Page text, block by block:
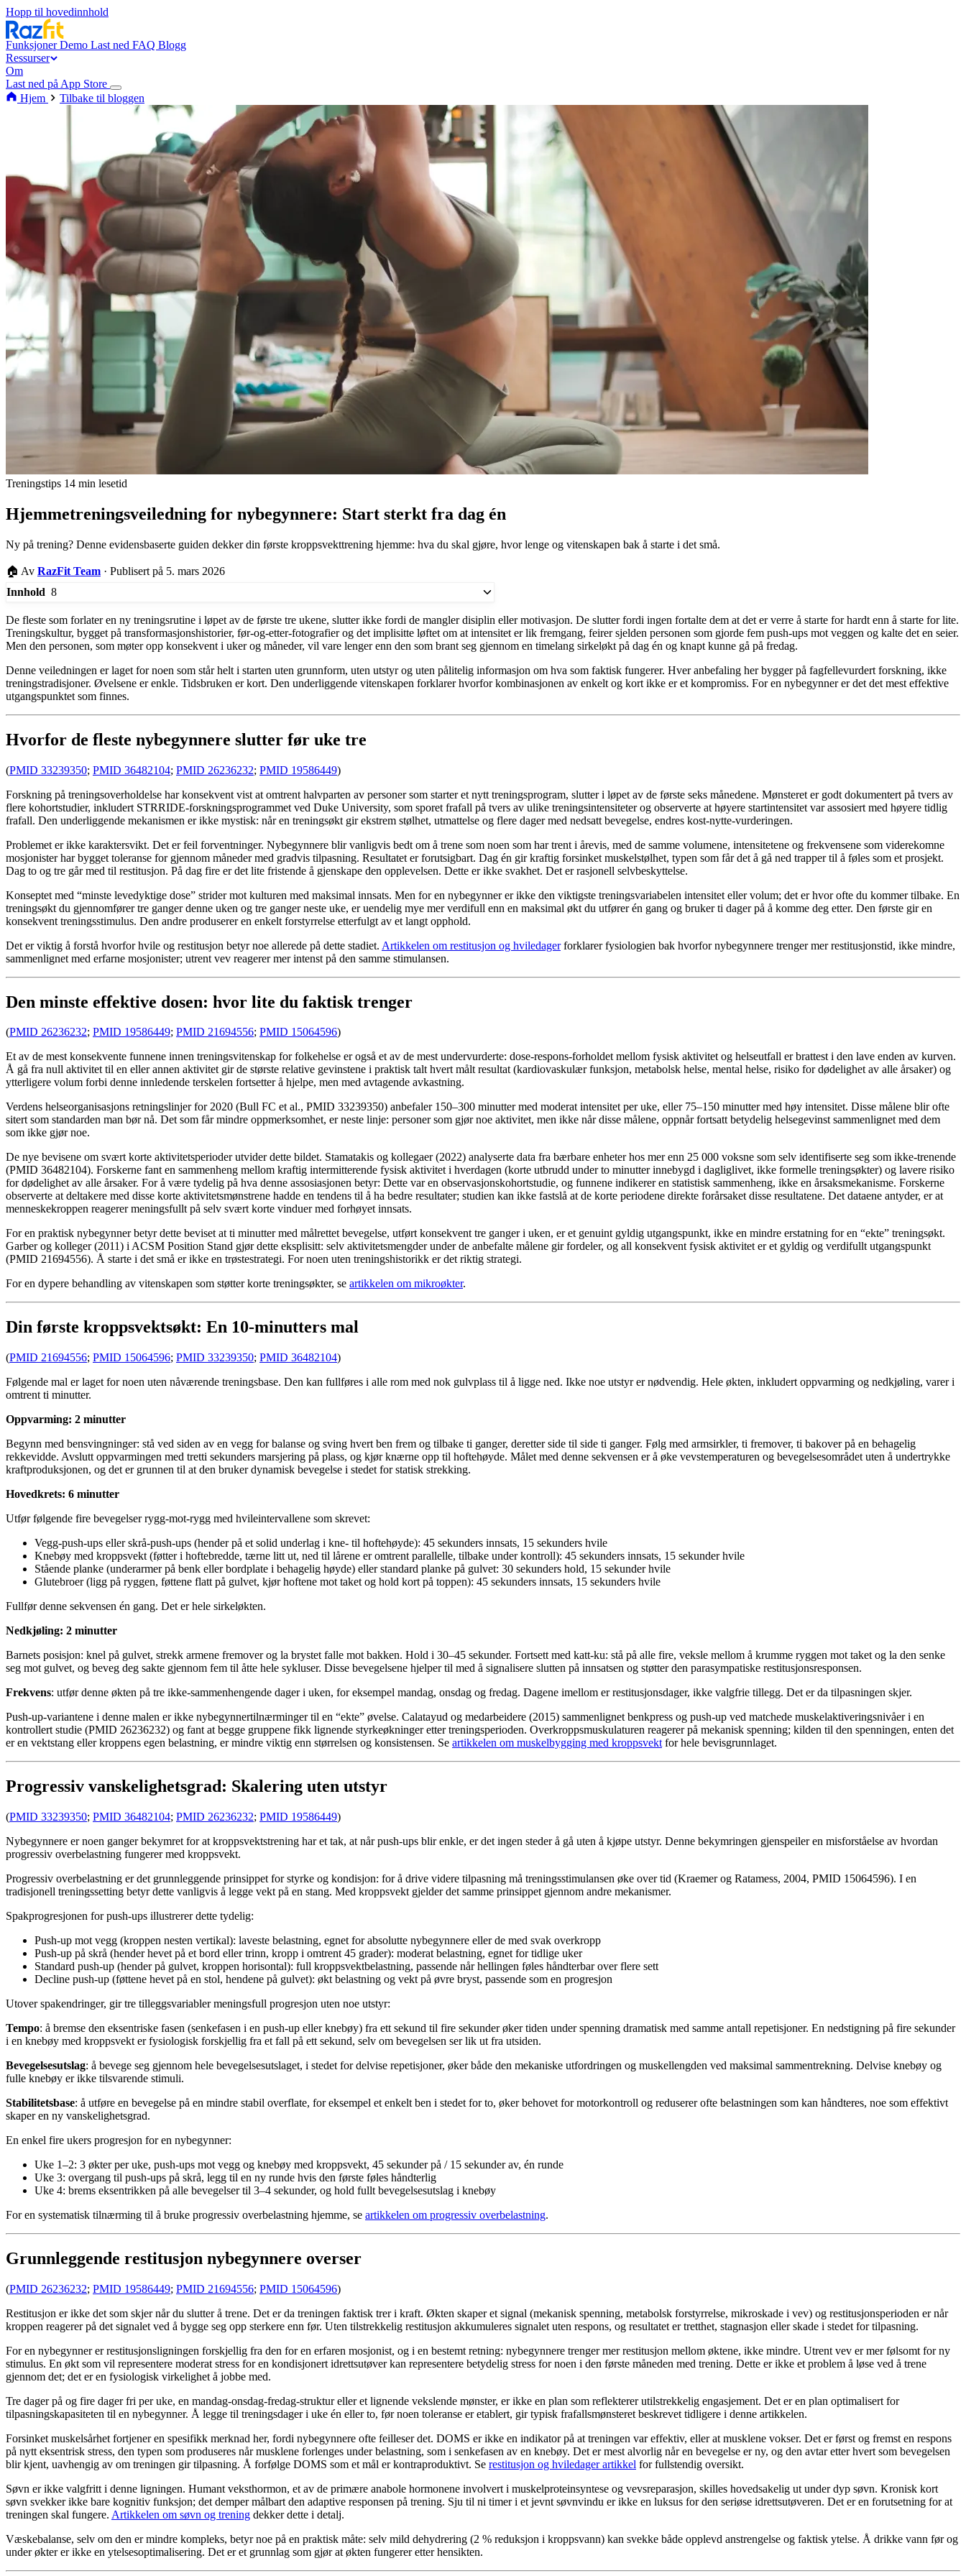
Hopp til hovedinnhold
FunksjonerDemo Last ned FAQ Blogg
Ressurser
Om
Last ned på App Store
Hjem
Tilbake til bloggen
Treningstips 14 min lesetid
Hjemmetreningsveiledning for nybegynnere: Start sterkt fra dag én
Ny på trening? Denne evidensbaserte guiden dekker din første kroppsvekttrening hjemme: hva du skal gjøre, hvor lenge og vitenskapen bak å starte i det små.
🏠 Av RazFit Team · Publisert på 5. mars 2026
Innhold 8
De fleste som forlater en ny treningsrutine i løpet av de første tre ukene, slutter ikke fordi de mangler disiplin eller motivasjon. De slutter fordi ingen fortalte dem at det er verre å starte for hardt enn å starte for lite.
Treningskultur, bygget på transformasjonshistorier, før-og-etter-fotografier og det implisitte løftet om at intensitet er lik fremgang, feirer sjelden personen som gjorde fem push-ups mot veggen og kalte det en seier.
Men den personen, som møter opp konsekvent i uker og måneder, vil vare lenger enn den som brant seg gjennom en timelang sirkeløkt på dag én og knapt kunne gå på fredag.
Denne veiledningen er laget for noen som står helt i starten uten grunnform, uten utstyr og uten pålitelig informasjon om hva som faktisk fungerer. Hver anbefaling her bygger på fagfellevurdert forskning, ikke
treningstradisjoner. Øvelsene er enkle. Tidsbruken er kort. Den underliggende vitenskapen forklarer hvorfor kombinasjonen av enkelt og kort ikke er et kompromiss. For en nybegynner er det det mest effektive
utgangspunktet som finnes.
Hvorfor de fleste nybegynnere slutter før uke tre
(PMID 33239350; PMID 36482104; PMID 26236232; PMID 19586449)
Forskning på treningsoverholdelse har konsekvent vist at omtrent halvparten av personer som starter et nytt treningsprogram, slutter i løpet av de første seks månedene. Mønsteret er godt dokumentert på tvers av
flere kohortstudier, inkludert STRRIDE-forskningsprogrammet ved Duke University, som sporet frafall på tvers av ulike treningsintensiteter og observerte at høyere startintensitet var assosiert med høyere tidlig
frafall. Den underliggende mekanismen er ikke mystisk: når en treningsøkt gir ekstrem stølhet, utmattelse og flere dager med nedsatt bevegelse, endres kost-nytte-vurderingen.
Problemet er ikke karaktersvikt. Det er feil forventninger. Nybegynnere blir vanligvis bedt om å trene som noen som har trent i årevis, med de samme volumene, intensitetene og frekvensene som viderekomne
mosjonister har bygget toleranse for gjennom måneder med gradvis tilpasning. Resultatet er forutsigbart. Dag én gir kraftig forsinket muskelstølhet, typen som får det å gå ned trapper til å føles som et prosjekt.
Dag to og tre går med til restitusjon. På dag fire er det lite fristende å gjenskape den opplevelsen. Dette er ikke svakhet. Det er rasjonell selvbeskyttelse.
Konseptet med “minste levedyktige dose” strider mot kulturen med maksimal innsats. Men for en nybegynner er ikke den viktigste treningsvariabelen intensitet eller volum; det er hvor ofte du kommer tilbake. En
treningsøkt du gjennomfører tre ganger denne uken og tre ganger neste uke, er uendelig mye mer verdifull enn en maksimal økt du utfører én gang og bruker ti dager på å komme deg etter. Den første gir en
konsekvent treningsstimulus. Den andre produserer en enkelt forstyrrelse etterfulgt av et langt opphold.
Det er viktig å forstå hvorfor hvile og restitusjon betyr noe allerede på dette stadiet. Artikkelen om restitusjon og hviledagerforklarer fysiologien bak hvorfor nybegynnere trenger mer restitusjonstid, ikke mindre,
sammenlignet med erfarne mosjonister; utrent vev reagerer mer intenst på den samme stimulansen.
Den minste effektive dosen: hvor lite du faktisk trenger
(PMID 26236232; PMID 19586449; PMID 21694556; PMID 15064596)
Et av de mest konsekvente funnene innen treningsvitenskap for folkehelse er også et av de mest undervurderte: dose-respons-forholdet mellom fysisk aktivitet og helseutfall er brattest i den lave enden av kurven.
Å gå fra null aktivitet til en eller annen aktivitet gir de største relative gevinstene i praktisk talt hvert målt resultat (kardiovaskulær funksjon, metabolsk helse, mental helse, risiko for dødelighet av alle årsaker) og
ytterligere volum forbi denne innledende terskelen fortsetter å hjelpe, men med avtagende avkastning.
Verdens helseorganisasjons retningslinjer for 2020 (Bull FC et al., PMID 33239350) anbefaler 150–300 minutter med moderat intensitet per uke, eller 75–150 minutter med høy intensitet. Disse målene blir ofte
sitert som standarden man bør nå. Det som får mindre oppmerksomhet, er neste linje: personer som gjør noe aktivitet, men ikke når disse målene, oppnår fortsatt betydelig helsegevinst sammenlignet med dem
som ikke gjør noe.
De nye bevisene om svært korte aktivitetsperioder utvider dette bildet. Stamatakis og kollegaer (2022) analyserte data fra bærbare enheter hos mer enn 25 000 voksne som selv identifiserte seg som ikke-trenende
(PMID 36482104). Forskerne fant en sammenheng mellom kraftig intermitterende fysisk aktivitet i hverdagen (korte utbrudd under to minutter innebygd i dagliglivet, ikke formelle treningsøkter) og lavere risiko
for dødelighet av alle årsaker. For å være tydelig på hva denne assosiasjonen betyr: Dette var en observasjonskohortstudie, og funnene indikerer en statistisk sammenheng, ikke en årsaksmekanisme. Forskerne
observerte at deltakere med disse korte aktivitetsmønstrene hadde en tendens til å ha bedre resultater; studien kan ikke fastslå at de korte periodene direkte forårsaket disse resultatene. Det dataene antyder, er at
menneskekroppen reagerer meningsfullt på selv svært korte vinduer med forhøyet innsats.
For en praktisk nybegynner betyr dette beviset at ti minutter med målrettet bevegelse, utført konsekvent tre ganger i uken, er et genuint gyldig utgangspunkt, ikke en mindre erstatning for en “ekte” treningsøkt.
Garber og kolleger (2011) i ACSM Position Stand gjør dette eksplisitt: selv aktivitetsmengder under de anbefalte målene gir fordeler, og all konsekvent fysisk aktivitet er et gyldig og verdifullt utgangspunkt
(PMID 21694556). Å starte i det små er ikke en trøstestrategi. For noen uten treningshistorikk er det riktig strategi.
For en dypere behandling av vitenskapen som støtter korte treningsøkter, se artikkelen om mikroøkter.
Din første kroppsvektsøkt: En 10-minutters mal
(PMID 21694556; PMID 15064596; PMID 33239350; PMID 36482104)
Følgende mal er laget for noen uten nåværende treningsbase. Den kan fullføres i alle rom med nok gulvplass til å ligge ned. Ikke noe utstyr er nødvendig. Hele økten, inkludert oppvarming og nedkjøling, varer i
omtrent ti minutter.
Oppvarming: 2 minutter
Begynn med bensvingninger: stå ved siden av en vegg for balanse og sving hvert ben frem og tilbake ti ganger, deretter side til side ti ganger. Følg med armsirkler, ti fremover, ti bakover på en behagelig
rekkevidde. Avslutt oppvarmingen med tretti sekunders marsjering på plass, og kjør knærne opp til hoftehøyde. Målet med denne sekvensen er å øke vevstemperaturen og bevegelsesområdet uten å undertrykke
kraftproduksjonen, og det er grunnen til at den bruker dynamisk bevegelse i stedet for statisk strekking.
Hovedkrets: 6 minutter
Utfør følgende fire bevegelser rygg-mot-rygg med hvileintervallene som skrevet:
Vegg-push-ups eller skrå-push-ups (hender på et solid underlag i kne- til hoftehøyde): 45 sekunders innsats, 15 sekunders hvile
Knebøy med kroppsvekt (føtter i hoftebredde, tærne litt ut, ned til lårene er omtrent parallelle, tilbake under kontroll): 45 sekunders innsats, 15 sekunder hvile
Stående planke (underarmer på benk eller bordplate i behagelig høyde) eller standard planke på gulvet: 30 sekunders hold, 15 sekunder hvile
Glutebroer (ligg på ryggen, føttene flatt på gulvet, kjør hoftene mot taket og hold kort på toppen): 45 sekunders innsats, 15 sekunders hvile
Fullfør denne sekvensen én gang. Det er hele sirkeløkten.
Nedkjøling: 2 minutter
Barnets posisjon: knel på gulvet, strekk armene fremover og la brystet falle mot bakken. Hold i 30–45 sekunder. Fortsett med katt-ku: stå på alle fire, veksle mellom å krumme ryggen mot taket og la den senke
seg mot gulvet, og beveg deg sakte gjennom fem til åtte hele sykluser. Disse bevegelsene hjelper til med å signalisere slutten på innsatsen og støtter den parasympatiske restitusjonsresponsen.
Frekvens: utfør denne økten på tre ikke-sammenhengende dager i uken, for eksempel mandag, onsdag og fredag. Dagene imellom er restitusjonsdager, ikke valgfrie tillegg. Det er da tilpasningen skjer.
Push-up-variantene i denne malen er ikke nybegynnertilnærminger til en “ekte” øvelse. Calatayud og medarbeidere (2015) sammenlignet benkpress og push-up ved matchede muskelaktiveringsnivåer i en
kontrollert studie (PMID 26236232) og fant at begge gruppene fikk lignende styrkeøkninger etter treningsperioden. Overkroppsmuskulaturen reagerer på mekanisk spenning; kilden til den spenningen, enten det
er en vektstang eller kroppens egen belastning, er mindre viktig enn størrelsen og konsistensen. Se artikkelen om muskelbygging med kroppsvekt for hele bevisgrunnlaget.
Progressiv vanskelighetsgrad: Skalering uten utstyr
(PMID 33239350; PMID 36482104; PMID 26236232; PMID 19586449)
Nybegynnere er noen ganger bekymret for at kroppsvektstrening har et tak, at når push-ups blir enkle, er det ingen steder å gå uten å kjøpe utstyr. Denne bekymringen gjenspeiler en misforståelse av hvordan
progressiv overbelastning fungerer med kroppsvekt.
Progressiv overbelastning er det grunnleggende prinsippet for styrke og kondisjon: for å drive videre tilpasning må treningsstimulansen øke over tid (Kraemer og Ratamess, 2004, PMID 15064596). I en
tradisjonell treningssetting betyr dette vanligvis å legge vekt på en stang. Med kroppsvekt gjelder det samme prinsippet gjennom andre mekanismer.
Spakprogresjonen for push-ups illustrerer dette tydelig:
Push-up mot vegg (kroppen nesten vertikal): laveste belastning, egnet for absolutte nybegynnere eller de med svak overkropp
Push-up på skrå (hender hevet på et bord eller trinn, kropp i omtrent 45 grader): moderat belastning, egnet for tidlige uker
Standard push-up (hender på gulvet, kroppen horisontal): full kroppsvektbelastning, passende når hellingen føles håndterbar over flere sett
Decline push-up (føttene hevet på en stol, hendene på gulvet): økt belastning og vekt på øvre bryst, passende som en progresjon
Utover spakendringer, gir tre tilleggsvariabler meningsfull progresjon uten noe utstyr:
Tempo: å bremse den eksentriske fasen (senkefasen i en push-up eller knebøy) fra ett sekund til fire sekunder øker tiden under spenning dramatisk med samme antall repetisjoner. En nedstigning på fire sekunder
i en knebøy med kroppsvekt er fysiologisk forskjellig fra et fall på ett sekund, selv om bevegelsen ser lik ut fra utsiden.
Bevegelsesutslag: å bevege seg gjennom hele bevegelsesutslaget, i stedet for delvise repetisjoner, øker både den mekaniske utfordringen og muskellengden ved maksimal sammentrekning. Delvise knebøy og
fulle knebøy er ikke tilsvarende stimuli.
Stabilitetsbase: å utføre en bevegelse på en mindre stabil overflate, for eksempel et enkelt ben i stedet for to, øker behovet for motorkontroll og reduserer ofte belastningen som kan håndteres, noe som effektivt
skaper en ny vanskelighetsgrad.
En enkel fire ukers progresjon for en nybegynner:
Uke 1–2: 3 økter per uke, push-ups mot vegg og knebøy med kroppsvekt, 45 sekunder på / 15 sekunder av, én runde
Uke 3: overgang til push-ups på skrå, legg til en ny runde hvis den første føles håndterlig
Uke 4: brems eksentrikken på alle bevegelser til 3–4 sekunder, og hold fullt bevegelsesutslag i knebøy
For en systematisk tilnærming til å bruke progressiv overbelastning hjemme, se artikkelen om progressiv overbelastning.
Grunnleggende restitusjon nybegynnere overser
(PMID 26236232; PMID 19586449; PMID 21694556; PMID 15064596)
Restitusjon er ikke det som skjer når du slutter å trene. Det er da treningen faktisk trer i kraft. Økten skaper et signal (mekanisk spenning, metabolsk forstyrrelse, mikroskade i vev) og restitusjonsperioden er når
kroppen reagerer på det signalet ved å bygge seg opp sterkere enn før. Uten tilstrekkelig restitusjon akkumuleres signalet uten respons, og resultatet er tretthet, stagnasjon eller skade i stedet for tilpasning.
For en nybegynner er restitusjonsligningen forskjellig fra den for en erfaren mosjonist, og i en bestemt retning: nybegynnere trenger mer restitusjon mellom øktene, ikke mindre. Utrent vev er mer følsomt for ny
stimulus. En økt som vil representere moderat stress for en kondisjonert idrettsutøver kan representere betydelig stress for noen i den første måneden med trening. Dette er ikke et problem å løse ved å trene
gjennom det; det er en fysiologisk virkelighet å jobbe med.
Tre dager på og fire dager fri per uke, en mandag-onsdag-fredag-struktur eller et lignende vekslende mønster, er ikke en plan som reflekterer utilstrekkelig engasjement. Det er en plan optimalisert for
tilpasningskapasiteten til en nybegynner. Å legge til treningsdager i uke én eller to, før noen toleranse er etablert, gir typisk frafallsmønsteret beskrevet tidligere i denne artikkelen.
Forsinket muskelsårhet fortjener en spesifikk merknad her, fordi nybegynnere ofte feilleser det. DOMS er ikke en indikator på at treningen var effektiv, eller at musklene vokser. Det er først og fremst en respons
på nytt eksentrisk stress, den typen som produseres når musklene forlenges under belastning, som i senkefasen av en knebøy. Det er mest alvorlig når en bevegelse er ny, og den avtar etter hvert som bevegelsen
blir kjent, uavhengig av om treningen gir tilpasning. Å forfølge DOMS som et mål er kontraproduktivt. Se restitusjon og hviledager artikkel for fullstendig oversikt.
Søvn er ikke valgfritt i denne ligningen. Humant veksthormon, et av de primære anabole hormonene involvert i muskelproteinsyntese og vevsreparasjon, skilles hovedsakelig ut under dyp søvn. Kronisk kort
søvn svekker ikke bare kognitiv funksjon; det demper målbart den adaptive responsen på trening. Sju til ni timer i et jevnt søvnvindu er ikke en luksus for den seriøse idrettsutøveren. Det er en forutsetning for at
treningen skal fungere. Artikkelen om søvn og trening dekker dette i detalj.
Væskebalanse, selv om den er mindre kompleks, betyr noe på en praktisk måte: selv mild dehydrering (2 % reduksjon i kroppsvann) kan svekke både opplevd anstrengelse og faktisk ytelse. Å drikke vann før og
under økter er ikke en ytelsesoptimalisering. Det er et grunnlag som gjør at økten fungerer etter hensikten.